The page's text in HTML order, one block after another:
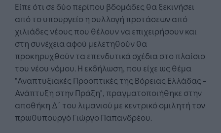
Είπε ότι σε δύο περίπου βδομάδες θα ξεκινήσει
από το υπουργείο η συλλογή προτάσεων από
χιλιάδες νέους που θέλουν να επιχειρήσουν και
στη συνέχεια αφού μελετηθούν θα
προκηρυχθούν τα επενδυτικά σχέδια στο πλαίσιο
του νέου νόμου. Η εκδήλωση, που είχε ως θέμα
"Αναπτυξιακές Προοπτικές της Βόρειας Ελλάδας -
Ανάπτυξη στην Πράξη", πραγματοποιήθηκε στην
αποθήκη Δ΄ του λιμανιού με κεντρικό ομιλητή τον
πρωθυπουργό Γιώργο Παπανδρέου.